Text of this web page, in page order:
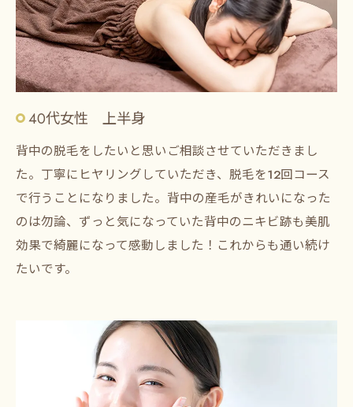
40代女性 上半身
背中の脱毛をしたいと思いご相談させていただきまし
た。丁寧にヒヤリングしていただき、脱毛を12回コース
で行うことになりました。背中の産毛がきれいになった
のは勿論、ずっと気になっていた背中のニキビ跡も美肌
効果で綺麗になって感動しました！これからも通い続け
たいです。